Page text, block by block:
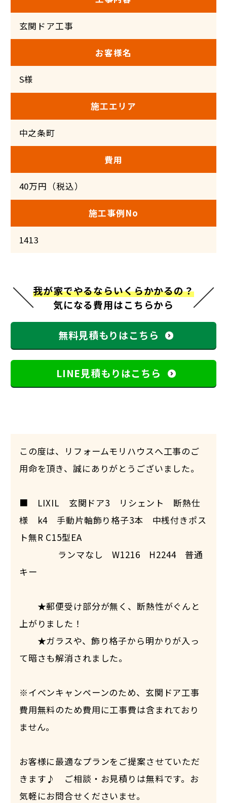
玄関ドア工事
お客様名
S様
施工エリア
中之条町
費用
40万円（税込）
施工事例No
1413
我が家でやるならいくらかかるの？
気になる費用はこちらから
無料見積もりはこちら
LINE見積もりはこちら
この度は、リフォームモリハウスへ工事のご
用命を頂き、誠にありがとうございました。
■ LIXIL 玄関ドア3 リシェント 断熱仕
様 k4 手動片軸飾り格子3本 中桟付きポス
ト無R C15型EA
ランマなし W1216 H2244 普通
キー
★郵便受け部分が無く、断熱性がぐんと
上がりました！
★ガラスや、飾り格子から明かりが入っ
て暗さも解消されました。
※イベンキャンペーンのため、玄関ドア工事
費用無料のため費用に工事費は含まれており
ません。
お客様に最適なプランをご提案させていただ
きます♪ ご相談・お見積りは無料です。お
気軽にお問合せくださいませ。